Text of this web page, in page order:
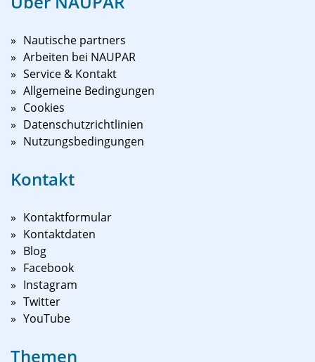
Nautische partners
Arbeiten bei NAUPAR
Service & Kontakt
Allgemeine Bedingungen
Cookies
Datenschutzrichtlinien
Nutzungsbedingungen
Kontakt
Kontaktformular
Kontaktdaten
Blog
Facebook
Instagram
Twitter
YouTube
Themen